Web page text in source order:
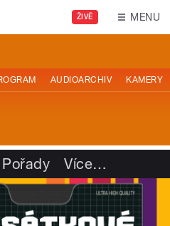
ŽIVĚ MENU
AUDIOARCHIV KAMERY
Pořady Více…